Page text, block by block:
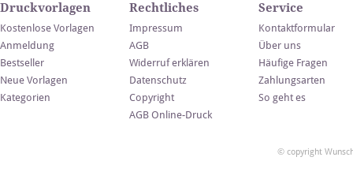
Druckvorlagen
Kostenlose Vorlagen
Anmeldung
Bestseller
Neue Vorlagen
Kategorien
Rechtliches
Impressum
AGB
Widerruf erklären
Datenschutz
Copyright
AGB Online-Druck
Service
Kontaktformular
Über uns
Häufige Fragen
Zahlungsarten
So geht es
© copyright